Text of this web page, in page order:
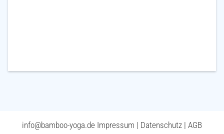
info@bamboo-yoga.de Impressum | Datenschutz | AGB